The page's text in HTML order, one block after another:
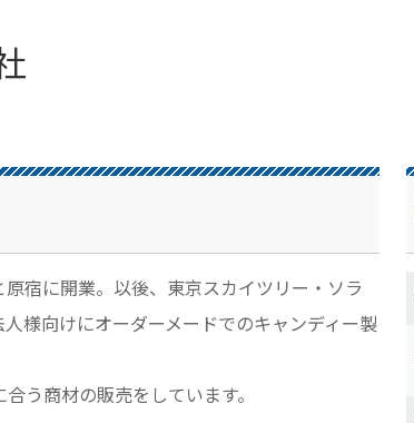
宿に開業。以後、東京スカイツリー・ソラ
様向けにオーダーメードでのキャンディー製
う商材の販売をしています。